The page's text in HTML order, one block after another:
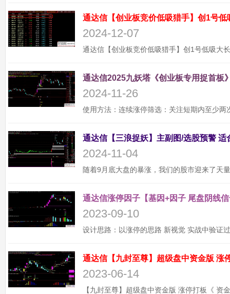
通达信【创业板竞价低吸猎手】创1号
2024-12-07
通达信2025九妖塔《创业板专用捉首板
2024-11-26
2024-11-04
通达信涨停因子【基因+因子 尾盘阴线
2023-09-10
2023-06-14